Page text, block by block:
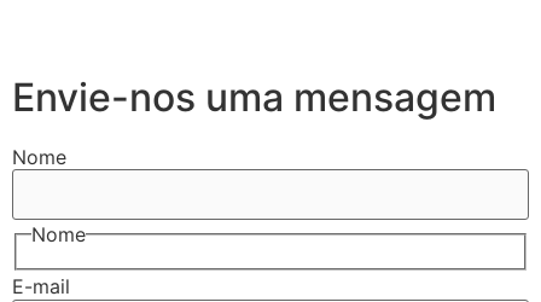
Envie-nos uma mensagem
Nome
Nome
E-mail